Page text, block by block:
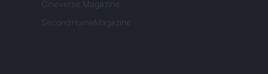
Cineverse Magazine
SecondHomeMagazine